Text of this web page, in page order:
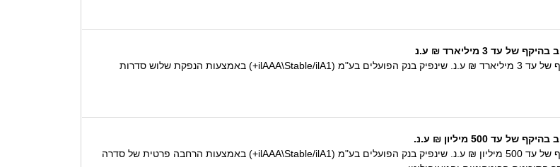
S&P מעלות מודיעה בזאת על מתן דירוג '-ilAAA' לאיגרות חוב בהיקף של עד 3 מיליארד ₪ ע.נ. שינפיק בנק הפועלים בע"מ (ilAAA\Stable/ilA1+) באמצעות הנפקת שלוש סדרות
S&P מעלות מודיעה בזאת על מתן דירוג '-ilAAA' לאיגרות חוב בהיקף של עד 500 מיליון ₪ ע.נ. שינפיק בנק הפועלים בע"מ (ilAAA\Stable/ilA1+) באמצעות הרחבה פרטית של סדרה